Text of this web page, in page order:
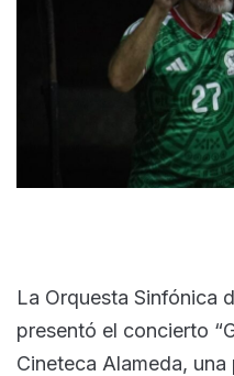
La Orquesta Sinfónica
presentó el concierto
Cineteca Alameda,